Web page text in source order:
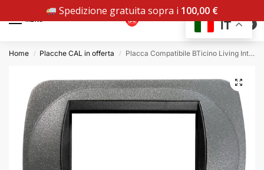
0
Home / Placche CAL in offerta / Placca Compatibile BTicino Living International Grafite in Metallo
IT
Spedizione gratuita sopra i 100,00 €